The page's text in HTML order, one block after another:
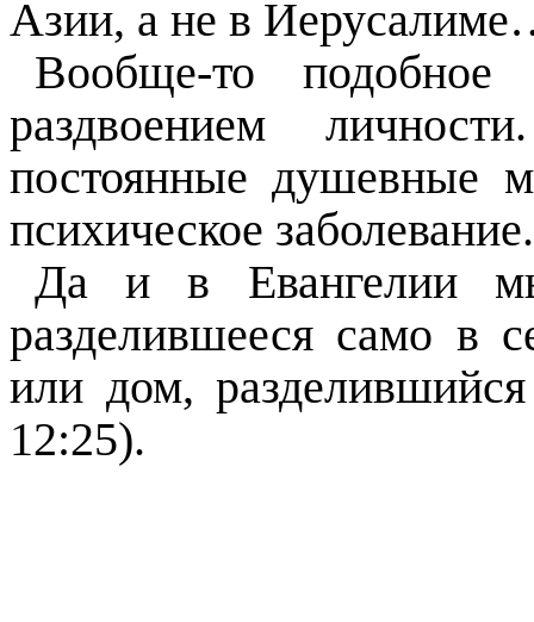
Азии, а не в
Вообще-то
раздвоением
постоянные душевные
психическое заболевание.
Да и в Евангелии
разделившееся само в
или дом,
12:25).